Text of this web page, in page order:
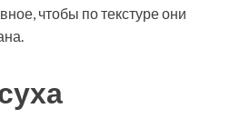
чтобы по текстуре они